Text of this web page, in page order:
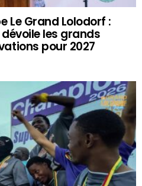
Le Grand Lolodorf :
dévoile les grands
pour 2027